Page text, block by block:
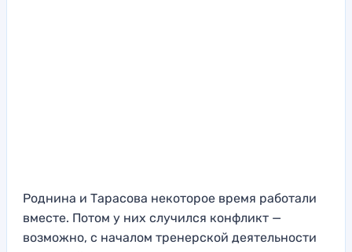
Роднина и Тарасова некоторое время работали
вместе. Потом у них случился конфликт —
возможно, с началом тренерской деятельности